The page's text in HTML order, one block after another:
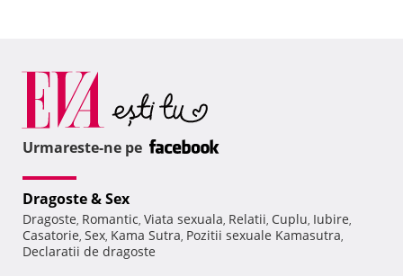
Urmareste-ne pe
Dragoste & Sex
Dragoste, Romantic, Viata sexuala, Relatii, Cuplu, Iubire,
Casatorie, Sex, Kama Sutra, Pozitii sexuale Kamasutra,
Declaratii de dragoste